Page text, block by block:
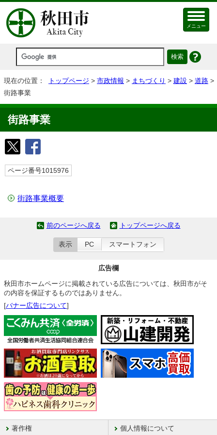
メニュー
現在の位置： トップページ > 市政情報 > まちづくり > 建設 > 道路 >
街路事業
街路事業
ページ番号1015976
街路事業概要
前のページへ戻る トップページへ戻る
表示 PC スマートフォン
広告欄
秋田市ホームページに掲載されている広告については、秋田市がそ
の内容を保証するものではありません。
[バナー広告について]
著作権 個人情報について